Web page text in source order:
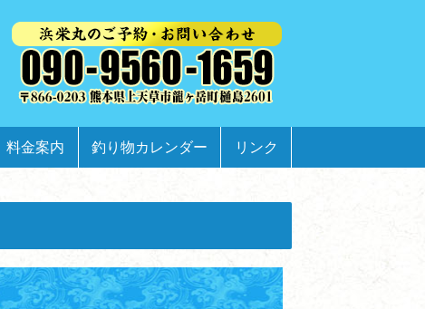
料金案内 釣り物カレンダー リンク